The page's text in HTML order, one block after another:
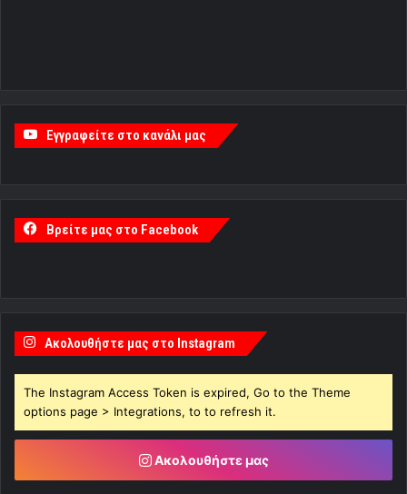
Εγγραφείτε στο κανάλι μας
Βρείτε μας στο Facebook
Ακολουθήστε μας στο Instagram
The Instagram Access Token is expired, Go to the Theme
options page > Integrations, to to refresh it.
Ακολουθήστε μας